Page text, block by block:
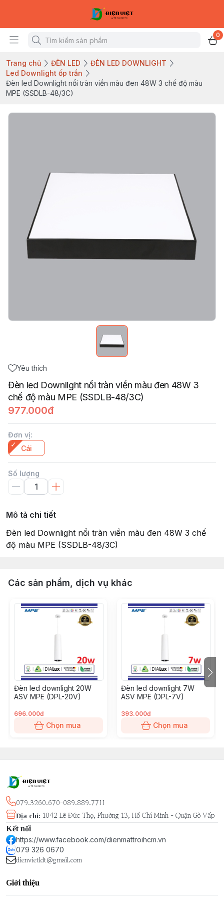
0
Trang chủ ĐÈN LED
ĐÈN LED DOWNLIGHT
Led Downlight ốp trần
Đèn led Downlight nổi tràn viền màu đen 48W 3 chế độ màu
MPE (SSDLB-48/3C)
Yêu thích
Đèn led Downlight nổi tràn viền màu đen 48W 3
chế độ màu MPE (SSDLB-48/3C)
977.000đ
Đơn vị:
Cái
Số lượng
Mô tả chi tiết
Đèn led Downlight nổi tràn viền màu đen 48W 3 chế
độ màu MPE (SSDLB-48/3C)
Các sản phẩm, dịch vụ khác
Đèn led downlight 20W
ASV MPE (DPL-20V)
696.000đ
Chọn mua
Đèn led downlight 7W
ASV MPE (DPL-7V)
393.000đ
Chọn mua
079.3260.670-089.889.7711
Địa chỉ: 1042 Lê Đức Thọ, Phường 13, Hồ Chí Minh - Quận Gò Vấp
Kết nối
https://www.facebook.com/dienmattroihcm.vn
079 326 0670
dienvietldt@gmail.com
Giới thiệu